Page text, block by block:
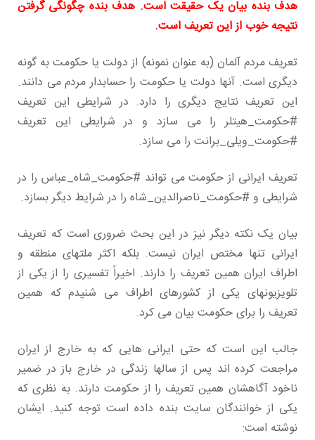
هدف بنده بیان یک حقیقت است. هدف بنده چگونگی گرفتن
نتیجه خوب از این تعریف است.
تعریف مردم آلمان (به عنوان نمونه) از دولت یا حکومت به گونه
دیگری است. آنها دولت یا حکومت را حسابدار مردم می دانند.
این تعریف نتایج دیگری را دارد. در شرایطی این تعریف
#حکومت_هیتلر را می سازد و در شرایطی این تعریف
#حکومت_ویلی_برانت را می سازد.
تعریف ایرانی از حکومت می تواند #حکومت_شاه_عباس را در
شرایطی و #حکومت_ناصرالدین_شاه را در شرایط دیگر بسازد.
بیان یک نکته دیگر نیز در این بحث ضروری است که تعریف
ایرانی تنها مختص ایران نیست. بلکه اکثر ملتهای منطقه و
اطراف ایران همین تعریف را دارند. اخیراً تفسیری را از یکی از
تلویزیونهای یکی از کشورهای اطراف می شنیدم که همین
تعریف را برای حکومت بیان می کرد.
جالب این است که حتی ایرانی هایی که به خارج از ایران
مراجعت کرده اند پس از سالها زندگی در خارج باز در ضمیر
ناخود آگاهشان همین تعریف را از حکومت دارند. به نظری که
یکی از خوانندگان سایت بنده داده است توجه کنید. ایشان
نوشته است: